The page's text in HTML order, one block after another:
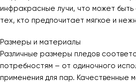
инфракрасные лучи, что может быть
тех, кто предпочитает мягкое и
Размеры и материалы
Различные размеры пледов
потребностям – от одиночного
применения для пар. Качественные